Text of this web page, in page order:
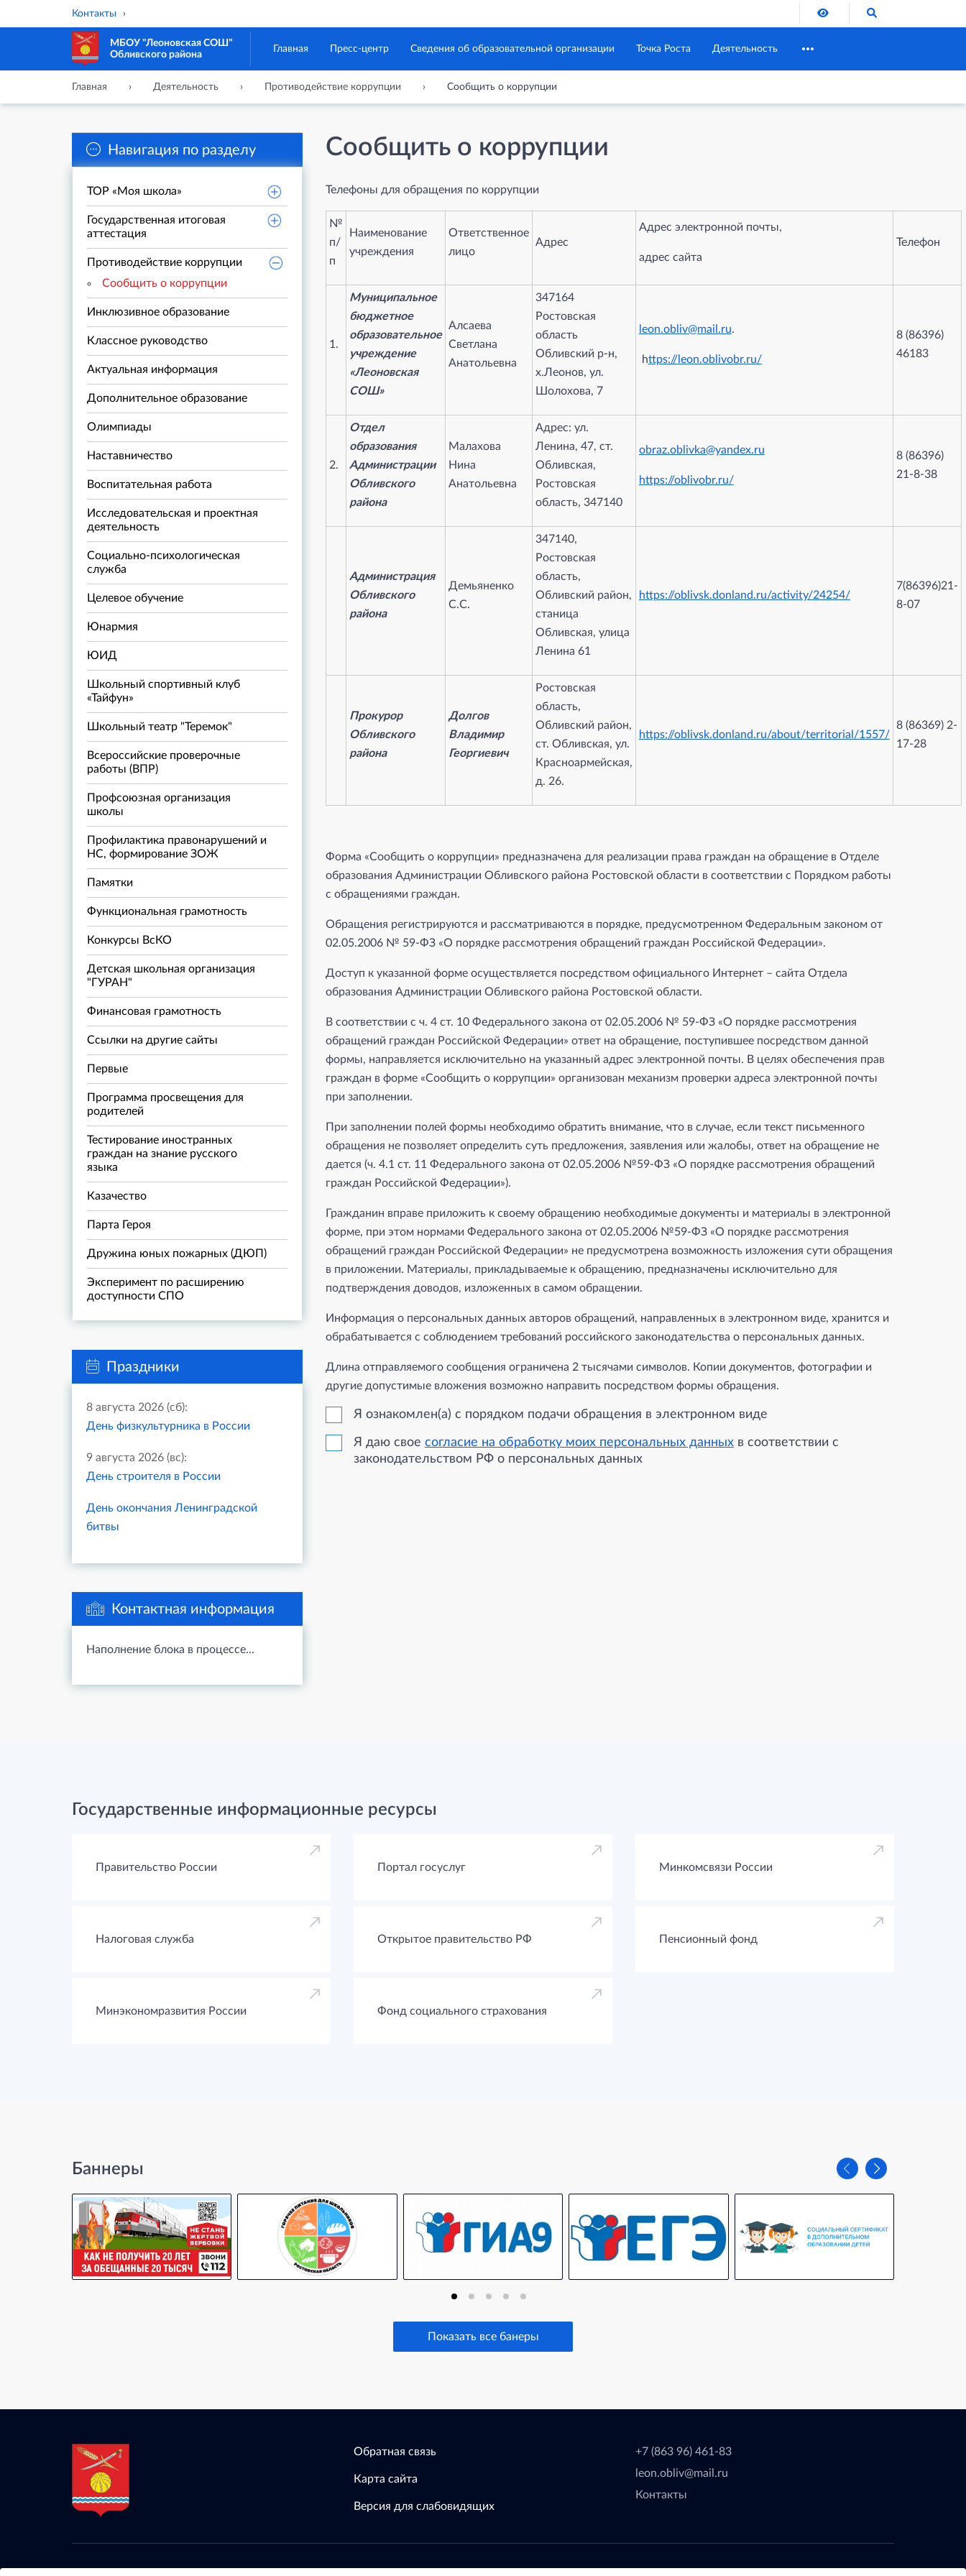
Контакты Версия для слабовидящих
МБОУ "Леоновская СОШ"
Обливского района
Главная Пресс-центр Сведения об образовательной организации Точка Роста Деятельность
Главная Деятельность Противодействие коррупции Сообщить о коррупции
Навигация по разделу
ТОР «Моя школа»
Государственная итоговая
аттестация
Противодействие коррупции
Сообщить о коррупции
Инклюзивное образование
Классное руководство
Актуальная информация
Дополнительное образование
Олимпиады
Наставничество
Воспитательная работа
Исследовательская и проектная
деятельность
Социально-психологическая
служба
Целевое обучение
Юнармия
ЮИД
Школьный спортивный клуб
«Тайфун»
Школьный театр "Теремок"
Всероссийские проверочные
работы (ВПР)
Профсоюзная организация
школы
Профилактика правонарушений и
НС, формирование ЗОЖ
Памятки
Функциональная грамотность
Конкурсы ВсКО
Детская школьная организация
"ГУРАН"
Финансовая грамотность
Ссылки на другие сайты
Первые
Программа просвещения для
родителей
Тестирование иностранных
граждан на знание русского
языка
Казачество
Парта Героя
Дружина юных пожарных (ДЮП)
Эксперимент по расширению
доступности СПО
Праздники
8 августа 2026 (сб):
День физкультурника в России
9 августа 2026 (вс):
День строителя в России
День окончания Ленинградской
битвы
Контактная информация
Наполнение блока в процессе...
Сообщить о коррупции
Телефоны для обращения по коррупции
№
п/
п
Наименование
учреждения
Ответственное
лицо
Адрес
Адрес электронной почты,
адрес сайта
Телефон
1.
Муниципальное
бюджетное
образовательное
учреждение
«Леоновская
СОШ»
Алсаева
Светлана
Анатольевна
347164
Ростовская
область
Обливский р-н,
х.Леонов, ул.
Шолохова, 7
leon.obliv@mail.ru.
https://leon.oblivobr.ru/
8 (86396)
46183
2.
Отдел
образования
Администрации
Обливского
района
Малахова
Нина
Анатольевна
Адрес: ул.
Ленина, 47, ст.
Обливская,
Ростовская
область, 347140
obraz.oblivka@yandex.ru
https://oblivobr.ru/
8 (86396)
21-8-38
Администрация
Обливского
района
Демьяненко
С.С.
347140,
Ростовская
область,
Обливский район,
станица
Обливская, улица
Ленина 61
https://oblivsk.donland.ru/activity/24254/
7(86396)21-
8-07
Прокурор
Обливского
района
Долгов
Владимир
Георгиевич
Ростовская
область,
Обливский район,
ст. Обливская, ул.
Красноармейская,
д. 26.
https://oblivsk.donland.ru/about/territorial/1557/
8 (86369) 2-
17-28
Форма «Сообщить о коррупции» предназначена для реализации права граждан на обращение в Отделе
образования Администрации Обливского района Ростовской области в соответствии с Порядком работы
с обращениями граждан.
Обращения регистрируются и рассматриваются в порядке, предусмотренном Федеральным законом от
02.05.2006 № 59-ФЗ «О порядке рассмотрения обращений граждан Российской Федерации».
Доступ к указанной форме осуществляется посредством официального Интернет – сайта Отдела
образования Администрации Обливского района Ростовской области.
В соответствии с ч. 4 ст. 10 Федерального закона от 02.05.2006 № 59-ФЗ «О порядке рассмотрения
обращений граждан Российской Федерации» ответ на обращение, поступившее посредством данной
формы, направляется исключительно на указанный адрес электронной почты. В целях обеспечения прав
граждан в форме «Сообщить о коррупции» организован механизм проверки адреса электронной почты
при заполнении.
При заполнении полей формы необходимо обратить внимание, что в случае, если текст письменного
обращения не позволяет определить суть предложения, заявления или жалобы, ответ на обращение не
дается (ч. 4.1 ст. 11 Федерального закона от 02.05.2006 №59-ФЗ «О порядке рассмотрения обращений
граждан Российской Федерации»).
Гражданин вправе приложить к своему обращению необходимые документы и материалы в электронной
форме, при этом нормами Федерального закона от 02.05.2006 №59-ФЗ «О порядке рассмотрения
обращений граждан Российской Федерации» не предусмотрена возможность изложения сути обращения
в приложении. Материалы, прикладываемые к обращению, предназначены исключительно для
подтверждения доводов, изложенных в самом обращении.
Информация о персональных данных авторов обращений, направленных в электронном виде, хранится и
обрабатывается с соблюдением требований российского законодательства о персональных данных.
Длина отправляемого сообщения ограничена 2 тысячами символов. Копии документов, фотографии и
другие допустимые вложения возможно направить посредством формы обращения.
Я ознакомлен(а) с порядком подачи обращения в электронном виде
Я даю свое согласие на обработку моих персональных данныхв соответствии с
законодательством РФ о персональных данных
Государственные информационные ресурсы
Правительство России Портал госуслуг Минкомсвязи России
Налоговая служба Открытое правительство РФ Пенсионный фонд
Минэкономразвития России Фонд социального страхования
Баннеры
Показать все банеры
Обратная связь
Карта сайта
Версия для слабовидящих
+7 (863 96) 461-83
leon.obliv@mail.ru
Контакты